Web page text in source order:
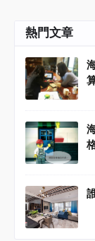
熱門文章